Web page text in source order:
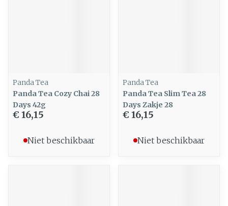
Panda Tea
Panda Tea Cozy Chai 28
Days 42g
€ 16,15
Niet beschikbaar
Panda Tea
Panda Tea Slim Tea 28
Days Zakje 28
€ 16,15
Niet beschikbaar